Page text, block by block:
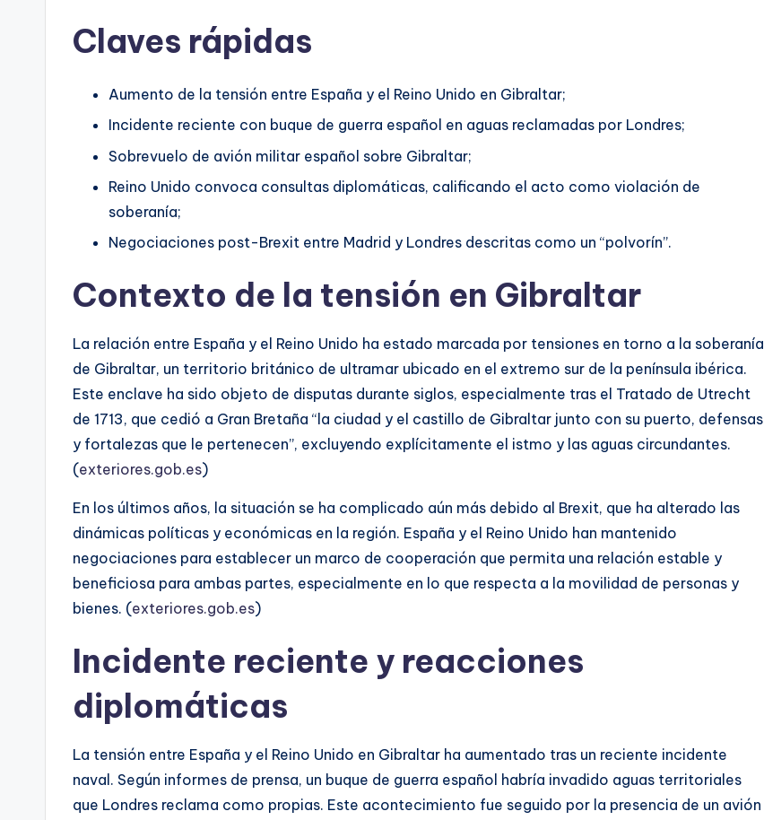
Claves rápidas
Aumento de la tensión entre España y el Reino Unido en Gibraltar;
Incidente reciente con buque de guerra español en aguas reclamadas por Londres;
Sobrevuelo de avión militar español sobre Gibraltar;
Reino Unido convoca consultas diplomáticas, calificando el acto como violación de
soberanía;
Negociaciones post-Brexit entre Madrid y Londres descritas como un “polvorín”.
Contexto de la tensión en Gibraltar
La relación entre España y el Reino Unido ha estado marcada por tensiones en torno a la soberanía
de Gibraltar, un territorio británico de ultramar ubicado en el extremo sur de la península ibérica.
Este enclave ha sido objeto de disputas durante siglos, especialmente tras el Tratado de Utrecht
de 1713, que cedió a Gran Bretaña “la ciudad y el castillo de Gibraltar junto con su puerto, defensas
y fortalezas que le pertenecen”, excluyendo explícitamente el istmo y las aguas circundantes.
(exteriores.gob.es)
En los últimos años, la situación se ha complicado aún más debido al Brexit, que ha alterado las
dinámicas políticas y económicas en la región. España y el Reino Unido han mantenido
negociaciones para establecer un marco de cooperación que permita una relación estable y
beneficiosa para ambas partes, especialmente en lo que respecta a la movilidad de personas y
bienes. (exteriores.gob.es)
Incidente reciente y reacciones
diplomáticas
La tensión entre España y el Reino Unido en Gibraltar ha aumentado tras un reciente incidente
naval. Según informes de prensa, un buque de guerra español habría invadido aguas territoriales
que Londres reclama como propias. Este acontecimiento fue seguido por la presencia de un avión